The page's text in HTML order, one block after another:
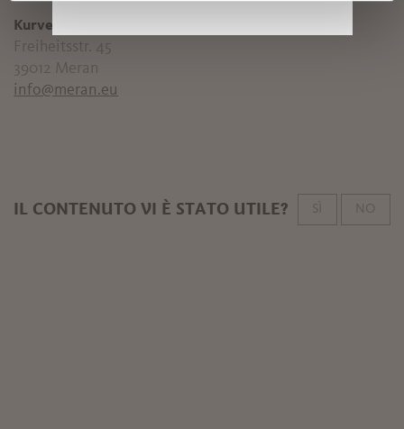
Kurverwaltung Meran
Freiheitsstr. 45
39012 Meran
info@meran.eu
IL CONTENUTO VI È STATO UTILE? SÌ NO